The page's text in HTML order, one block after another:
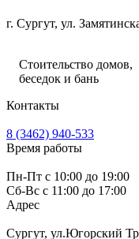
г. Сургут, ул.
Стоительство домов,
беседок и бань
Контакты
8 (3462) 940-533
Время работы
Пн-Пт с 10:00 до 19:00
Сб-Вс с 11:00 до 17:00
Адрес
Сургут, ул.Югорский